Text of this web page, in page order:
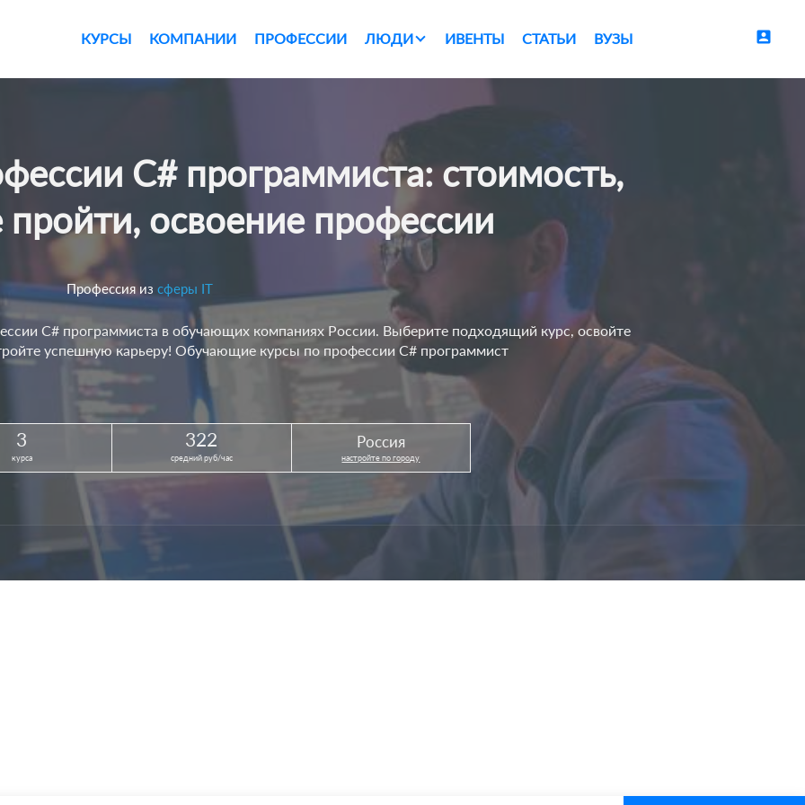
КУРСЫ КОМПАНИИ ПРОФЕССИИ ЛЮДИ ИВЕНТЫ СТАТЬИ ВУЗЫ account_box
пройти, освоение профессии
Профессия из сферы IT
C# программиста в обучающих компаниях России. Выберите подходящий курс, освойте
успешную карьеру! Обучающие курсы по профессии C# программист
3
курса
322
средний руб/час
Россия
настройте по городу